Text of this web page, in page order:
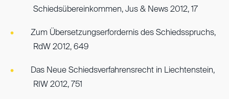
Schiedsübereinkommen, Jus & News 2012, 17
Zum Übersetzungserfordernis des Schiedsspruchs,
RdW 2012, 649
Das Neue Schiedsverfahrensrecht in Liechtenstein,
RIW 2012, 751